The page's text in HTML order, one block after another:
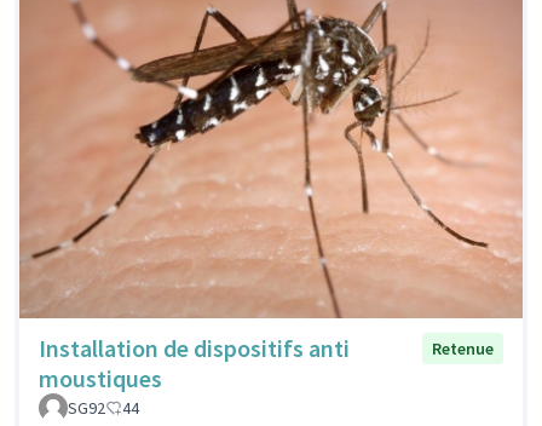
Installation de dispositifs anti
moustiques
Retenue
SG92 44